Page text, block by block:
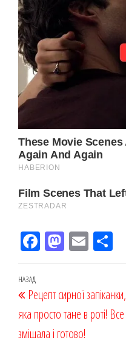
Fac
k
M
on
Em
ис
я
Навігація
записів
Попередній
запис
НАЗАД
Рецепт сирної запіканки,
яка просто тане в роті! Все
змішала і готово!